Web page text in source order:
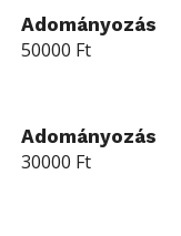
Adományozás
50000 Ft
Adományozás
30000 Ft